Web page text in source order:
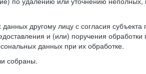
другому лицу с согласия
и (или) поручения
данных при их обработке.
собраны.